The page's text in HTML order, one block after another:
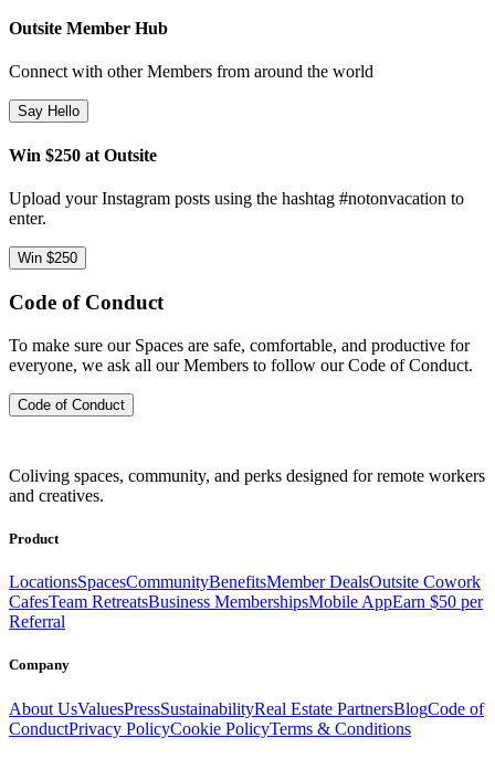
Outsite Member Hub
Connect with other Members from around the world
Say Hello
Win $250 at Outsite
Upload your Instagram posts using the hashtag #notonvacation to
enter.
Win $250
Code of Conduct
To make sure our Spaces are safe, comfortable, and productive for
everyone, we ask all our Members to follow our Code of Conduct.
Code of Conduct
Coliving spaces, community, and perks designed for remote workers
and creatives.
Product
LocationsSpacesCommunityBenefitsMember DealsOutsite Cowork
CafesTeam RetreatsBusiness MembershipsMobile AppEarn $50 per
Referral
Company
About UsValuesPressSustainabilityReal Estate PartnersBlogCode of
ConductPrivacy PolicyCookie PolicyTerms & Conditions